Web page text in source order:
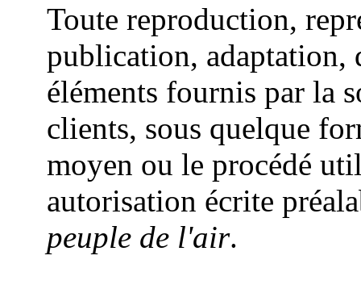
Toute reproduction,
publication, adaptation,
éléments fournis par la
clients, sous quelque
moyen ou le procédé
autorisation écrite
peuple de l'air.